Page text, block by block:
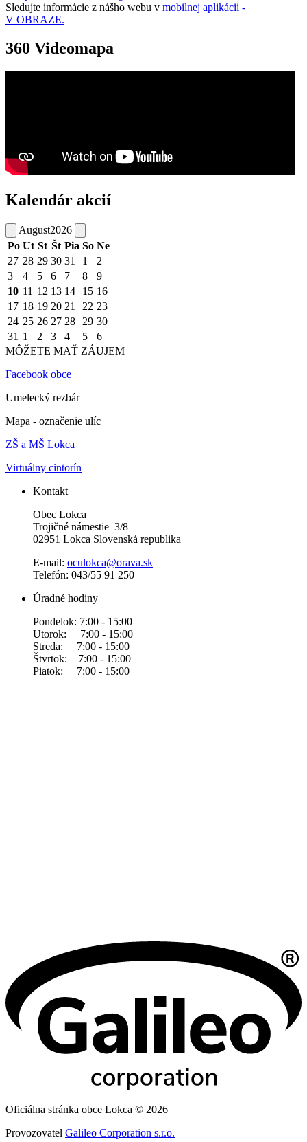
Sledujte informácie z nášho webu v mobilnej aplikácii -
V OBRAZE.
360 Videomapa
Kalendár akcií
August2026
Po Ut St Št Pia So Ne
27 28 29 30 31 1
2
3
4 5 6 7 8
9
10 11 12 13 14 15 16
17 18 19 20 21 22 23
24 25 26 27 28 29 30
31 1 2 3 4 5
6
MÔŽETE MAŤ ZÁUJEM
Facebook obce
Umelecký rezbár
Mapa - označenie ulíc
ZŠ a MŠ Lokca
Virtuálny cintorín
Kontakt
Obec Lokca
Trojičné námestie 3/8
02951 Lokca Slovenská republika
E-mail: oculokca@orava.sk
Telefón: 043/55 91 250
Úradné hodiny
Pondelok: 7:00 - 15:00
Utorok: 7:00 - 15:00
Streda: 7:00 - 15:00
Štvrtok: 7:00 - 15:00
Piatok: 7:00 - 15:00
Oficiálna stránka obce Lokca © 2026
Provozovatel Galileo Corporation s.r.o.